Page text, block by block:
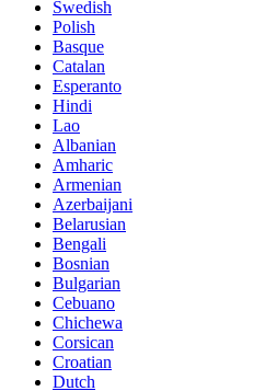
Swedish
Polish
Basque
Catalan
Esperanto
Hindi
Lao
Albanian
Amharic
Armenian
Azerbaijani
Belarusian
Bengali
Bosnian
Bulgarian
Cebuano
Chichewa
Corsican
Croatian
Dutch